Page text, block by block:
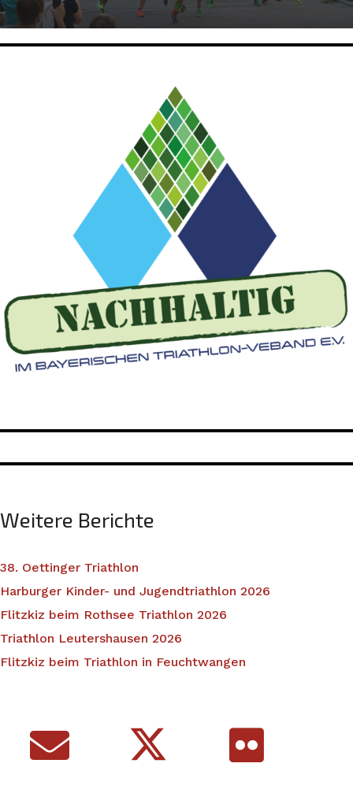
Weitere Berichte
38. Oettinger Triathlon
Harburger Kinder- und Jugendtriathlon 2026
Flitzkiz beim Rothsee Triathlon 2026
Triathlon Leutershausen 2026
Flitzkiz beim Triathlon in Feuchtwangen